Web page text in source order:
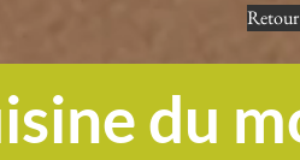
Retour
du